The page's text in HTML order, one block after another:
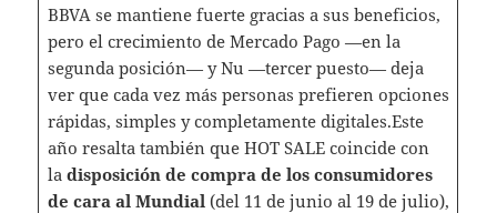
BBVA se mantiene fuerte gracias a sus beneficios,
pero el crecimiento de Mercado Pago —en la
segunda posición— y Nu —tercer puesto— deja
ver que cada vez más personas prefieren opciones
rápidas, simples y completamente digitales.Este
año resalta también que HOT SALE coincide con
la disposición de compra de los consumidores
de cara al Mundial (del 11 de junio al 19 de julio),